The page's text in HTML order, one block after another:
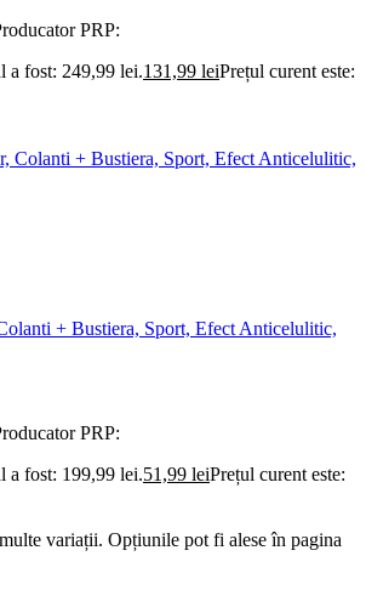
PRP:
a fost: 249,99 lei.131,99 leiPrețul curent este:
+ Bustiera, Sport, Efect Anticelulitic,
PRP:
a fost: 199,99 lei.51,99 leiPrețul curent este:
variații. Opțiunile pot fi alese în pagina